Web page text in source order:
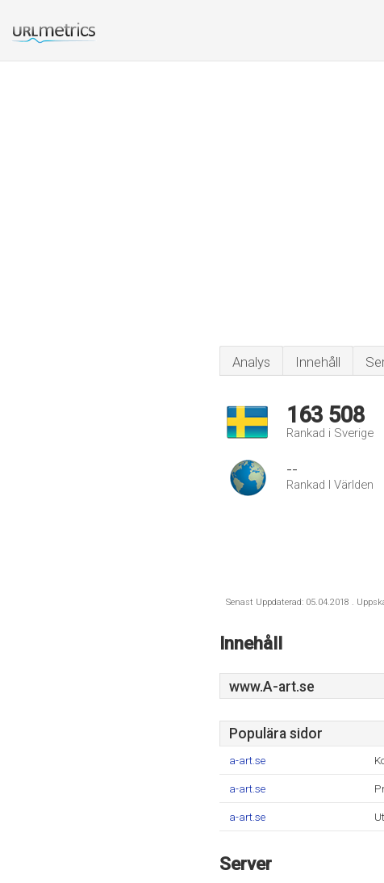
Analys Innehåll
163 508
Rankad i Sverige
--
Rankad I Världen
Senast Uppdaterad: 05.04.2018 .
Innehåll
www.A-art.se
Populära sidor
a-art.se
a-art.se
a-art.se
Server